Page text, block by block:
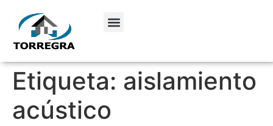
Etiqueta: aislamiento
acústico